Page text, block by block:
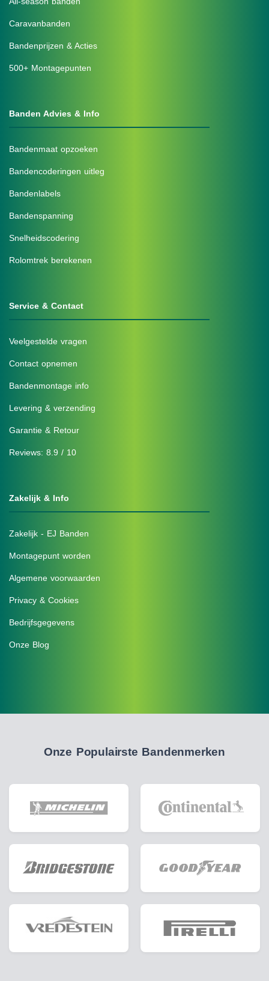
Caravanbanden
Bandenprijzen & Acties
500+ Montagepunten
Banden Advies & Info
Bandenmaat opzoeken
Bandencoderingen uitleg
Bandenlabels
Bandenspanning
Snelheidscodering
Rolomtrek berekenen
Service & Contact
Veelgestelde vragen
Contact opnemen
Bandenmontage info
Levering & verzending
Garantie & Retour
Reviews: 8.9 / 10
Zakelijk & Info
Zakelijk - EJ Banden
Montagepunt worden
Algemene voorwaarden
Privacy & Cookies
Bedrijfsgegevens
Onze Blog
Onze Populairste Bandenmerken